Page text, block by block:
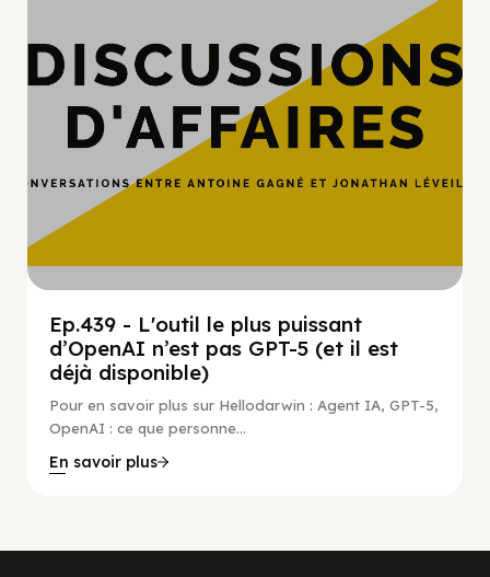
Ep.439 - L'outil le plus puissant
d’OpenAI n’est pas GPT-5 (et il est
déjà disponible)
Pour en savoir plus sur Hellodarwin : Agent IA, GPT-5,
OpenAI : ce que personne...
En savoir plus